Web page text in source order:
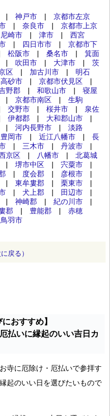
| 神戸市 | 京都市左京
| 奈良市 | 京都市上京
尼崎市 | 津市 | 西宮
| 四日市市 | 京都市下
松阪市 | 桑名市 | 箕面
| 吹田市 | 大津市 | 茨
区 | 加古川市 | 明石
高砂市 | 京都市伏見区 |
野郡 | 和歌山市 | 寝屋
| 京都市南区 | 生駒
交野市 | 桜井市 | 泉佐
伊都郡 | 大和郡山市 |
| 河内長野市 | 淡路
豊岡市 | 近江八幡市 | 長
| 三木市 | 丹波市 |
京区 | 八幡市 | 北葛城
| 堺市中区 | 宍粟市 |
| 度会郡 | 彦根市 |
| 東牟婁郡 | 栗東市 |
| 犬上郡 | 田辺市 |
| 神崎郡 | 紀の川市 |
郡 | 豊能郡 | 赤穂
鳥羽市
戻る）
おすすめ】
払いに縁起のいい吉日カ
寺に厄除け・厄払いで参拝す
起のいい日を選びたいもので